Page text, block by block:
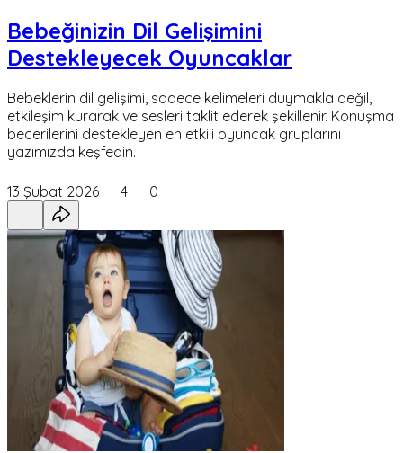
Bebeğinizin Dil Gelişimini
Destekleyecek Oyuncaklar
Bebeklerin dil gelişimi, sadece kelimeleri duymakla değil,
etkileşim kurarak ve sesleri taklit ederek şekillenir. Konuşma
becerilerini destekleyen en etkili oyuncak gruplarını
yazımızda keşfedin.
13 Şubat 2026 4 0